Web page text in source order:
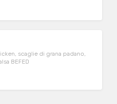
scaglie di grana padano,
BEFED